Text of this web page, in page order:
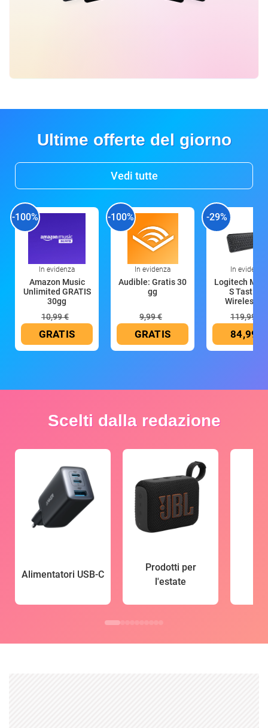
Ultime offerte del giorno
Vedi tutte
-100%
In evidenza
Amazon Music
Unlimited GRATIS
30gg
10,99 €
GRATIS
-100%
In evidenza
Audible: Gratis 30
gg
9,99 €
GRATIS
-29%
In evidenza
Logitech MX
S Tastiera
Wireless
119,99 €
84,99 €
Scelti dalla redazione
Alimentatori USB-C
Prodotti per
l'estate